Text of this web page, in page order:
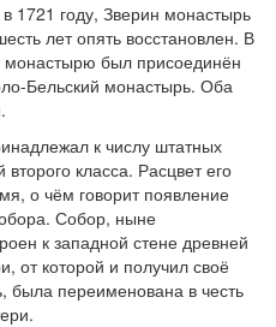
1721 году, Зверин монастырь
лет опять восстановлен. В
монастырю был присоединён
Бельский монастырь. Оба
к числу штатных
класса. Расцвет его
о чём говорит появление
Собор, ныне
к западной стене древней
от которой и получил своё
была переименована в честь